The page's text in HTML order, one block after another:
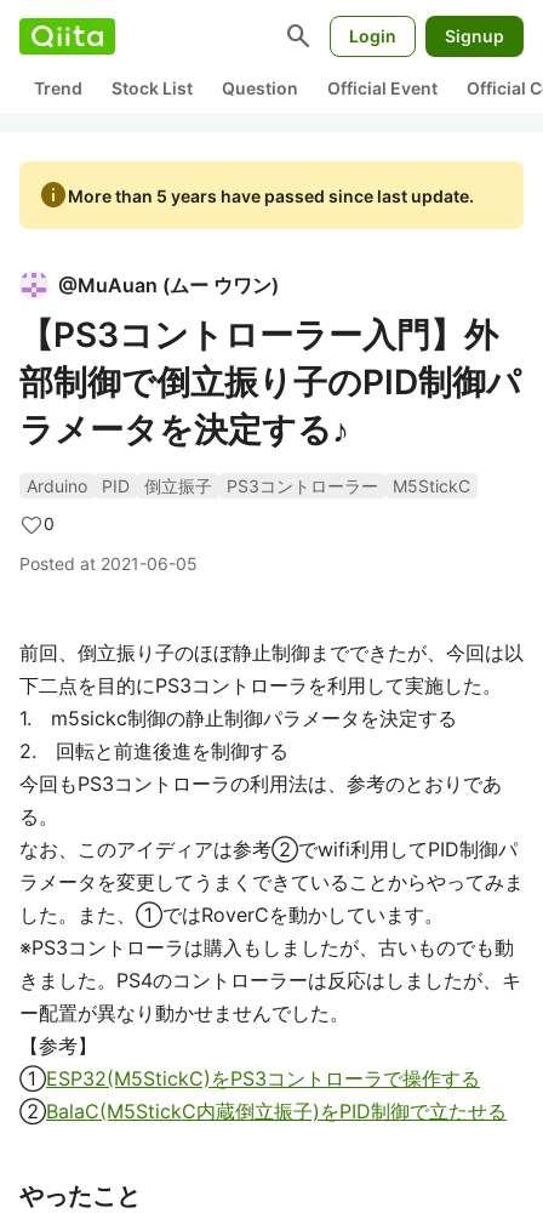
search Login Signup
Trend Stock List Question Official Event Official
infoMore than 5 years have passed since last update.
@MuAuan (ムー ウワン)
【PS3コントローラー入門】外
部制御で倒立振り子のPID制御パ
ラメータを決定する♪
Arduino PID 倒立振子 PS3コントローラー
M5StickC
0
Posted at 2021-06-05
前回、倒立振り子のほぼ静止制御までできたが、今回は以
下二点を目的にPS3コントローラを利用して実施した。
1. m5sickc制御の静止制御パラメータを決定する
2. 回転と前進後進を制御する
今回もPS3コントローラの利用法は、参考のとおりであ
る。
なお、このアイディアは参考②でwifi利用してPID制御パ
ラメータを変更してうまくできていることからやってみま
した。また、①ではRoverCを動かしています。
※PS3コントローラは購入もしましたが、古いものでも動
きました。PS4のコントローラーは反応はしましたが、キ
ー配置が異なり動かせませんでした。
【参考】
①ESP32(M5StickC)をPS3コントローラで操作する
②BalaC(M5StickC内蔵倒立振子)をPID制御で立たせる
やったこと